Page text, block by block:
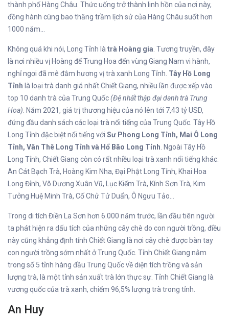
thành phố Hàng Châu. Thức uống trở thành linh hồn của nơi này,
đồng hành cùng bao thăng trầm lịch sử của Hàng Châu suốt hơn
1000 năm…
Không quá khi nói, Long Tỉnh làtrà Hoàng gia. Tương truyền, đây
là nơi nhiều vị Hoàng đế Trung Hoa đến vùng Giang Nam vi hành,
nghỉ ngơi đã mê đắm hương vị trà xanh Long Tỉnh. Tây Hồ Long
Tỉnh là loại trà danh giá nhất Chiết Giang, nhiều lần được xếp vào
top 10 danh trà của Trung Quốc(Đệ nhất thập đại danh trà Trung
Hoa). Năm 2021, giá trị thương hiệu của nó lên tới 7,43 tỷ USD,
đứng đầu danh sách các loại trà nổi tiếng của Trung Quốc. Tây Hồ
Long Tỉnh đặc biệt nổi tiếng với Sư Phong Long Tỉnh, Mai Ô Long
Tỉnh, Vân Thê Long Tỉnh và Hổ Bão Long Tỉnh. Ngoài Tây Hồ
Long Tỉnh, Chiết Giang còn có rất nhiều loại trà xanh nổi tiếng khác:
An Cát Bạch Trà, Hoàng Kim Nha, Đại Phật Long Tỉnh, Khai Hoa
Long Đỉnh, Võ Dương Xuân Vũ, Lục Kiếm Trà, Kính Sơn Trà, Kim
Tưởng Huệ Minh Trà, Cố Chử Tử Duẩn, Ô Ngưu Tảo…
Trong di tích Điền La Sơn hơn 6.000 năm trước, lần đầu tiên người
ta phát hiện ra dấu tích của những cây chè do con người trồng, điều
này cũng khẳng định tỉnh Chiết Giang là nơi cây chè được bàn tay
con người trồng sớm nhất ở Trung Quốc. Tỉnh Chiết Giang nằm
trong số 5 tỉnh hàng đầu Trung Quốc về diện tích trồng và sản
lượng trà, là một tỉnh sản xuất trà lớn thực sự. Tỉnh Chiết Giang là
vương quốc của trà xanh, chiếm 96,5% lượng trà trong tỉnh.
An Huy